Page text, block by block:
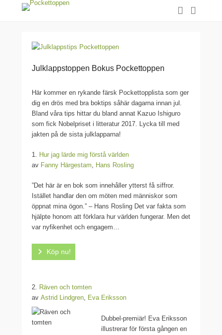
Julklappstoppen Bokus Pockettoppen
Här kommer en rykande färsk Pockettopplista som ger
dig en drös med bra boktips såhär dagarna innan jul.
Bland våra tips hittar du bland annat Kazuo Ishiguro
som fick Nobelpriset i litteratur 2017. Lycka till med
jakten på de sista julklapparna!
1. Hur jag lärde mig förstå världen
av Fanny Härgestam, Hans Rosling
”Det här är en bok som innehåller ytterst få siffror.
Istället handlar den om möten med människor som
öppnat mina ögon.” – Hans Rosling Det var fakta som
hjälpte honom att förklara hur världen fungerar. Men det
var nyfikenhet och engagem…
Köp nu!
2. Räven och tomten
av Astrid Lindgren, Eva Eriksson
Dubbel-premiär! Eva Eriksson
illustrerar för första gången en